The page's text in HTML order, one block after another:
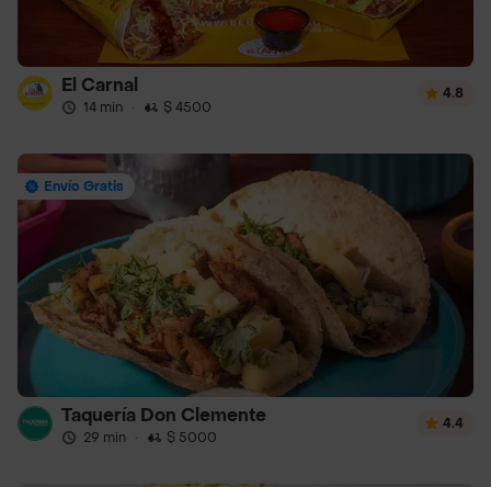
El Carnal
14 min · $ 4500
4.8
Envío Gratis
Taquería Don Clemente
29 min · $ 5000
4.4